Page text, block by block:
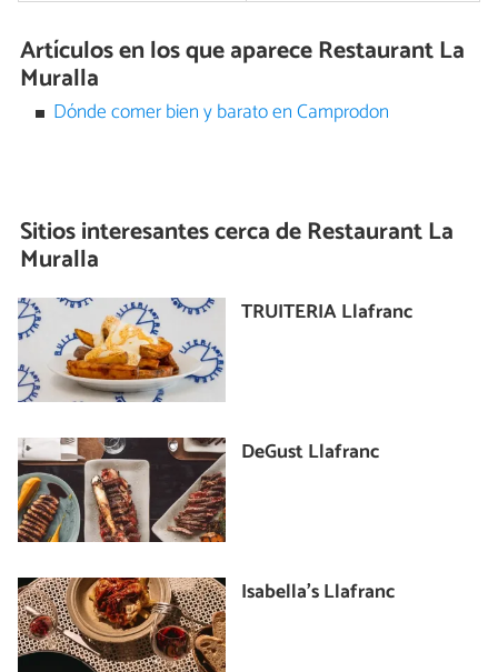
Artículos en los que aparece Restaurant La
Muralla
Dónde comer bien y barato en Camprodon
Sitios interesantes cerca deRestaurant La
Muralla
TRUITERIA Llafranc
DeGust Llafranc
Isabella's Llafranc